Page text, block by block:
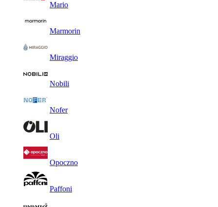
Mario
Marmorin
Miraggio
Nobili
Nofer
Oli
Opoczno
Paffoni